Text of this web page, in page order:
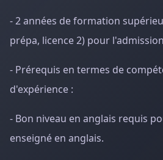
- 2 années de formation
prépa, licence 2) pour
- Prérequis en termes de
d'expérience :
- Bon niveau en anglais requis
enseigné en anglais.